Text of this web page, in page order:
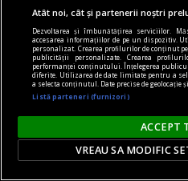
Atât noi, cât și partenerii noștri
Dezvoltarea și îmbunătățirea serviciilor.
accesarea informațiilor de pe un dispozitiv.
personalizat. Crearea profilurilor de conținut
publicității personalizate. Crearea
performanței conținutului. Înțelegerea
diferite. Utilizarea de date limitate pentru a
a selecta conținutul. Date precise de
Listă parteneri (furnizori)
ACCEPT
VREAU SA MODIFIC